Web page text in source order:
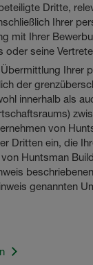
Dritte,
Ihrer
mit Ihrer
oder seine
Ihrer
der
innerhalb als
von
Dritten ein, die
Huntsman
genannten